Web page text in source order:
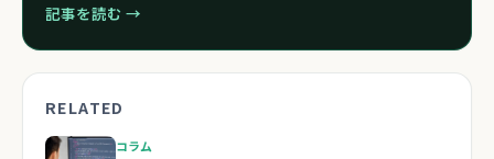
記事を読む →
RELATED
コラム